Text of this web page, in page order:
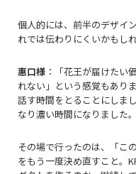
個人的には、前半のデザイ
れでは伝わりにくいかもし
惠口様 ：「花王が届けたい
れない」という感覚もあり
話す時間をとることにしまし
なり濃い時間になりました。
その場で行ったのは、「こ
をもう一度決め直すこと。